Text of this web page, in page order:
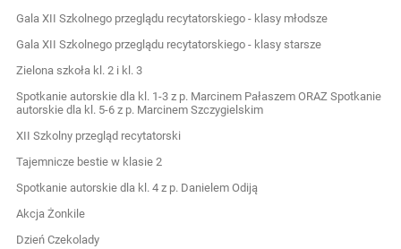
Gala XII Szkolnego przeglądu recytatorskiego - klasy młodsze
Gala XII Szkolnego przeglądu recytatorskiego - klasy starsze
Zielona szkoła kl. 2 i kl. 3
Spotkanie autorskie dla kl. 1-3 z p. Marcinem Pałaszem ORAZ Spotkanie
autorskie dla kl. 5-6 z p. Marcinem Szczygielskim
XII Szkolny przegląd recytatorski
Tajemnicze bestie w klasie 2
Spotkanie autorskie dla kl. 4 z p. Danielem Odiją
Akcja Żonkile
Dzień Czekolady